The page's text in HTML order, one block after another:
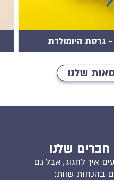
גרסת היומולדת
שלנו
חברים שלנו
איך לחגוג, אבל גם
בהנחות שוות: